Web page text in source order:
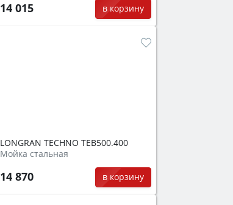
14 015 в корзину
LONGRAN TECHNO TEB500.400
Мойка стальная
14 870 в корзину